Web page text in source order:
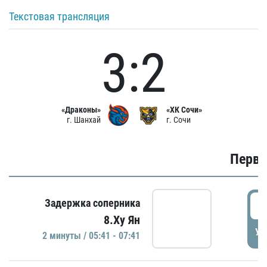
Текстовая трансляция
«Драконы»
г. Шанхай
3:2
«ХК Сочи»
г. Сочи
Задержка соперника
8.Ху Ян
2 минуты / 05:41 - 07:41